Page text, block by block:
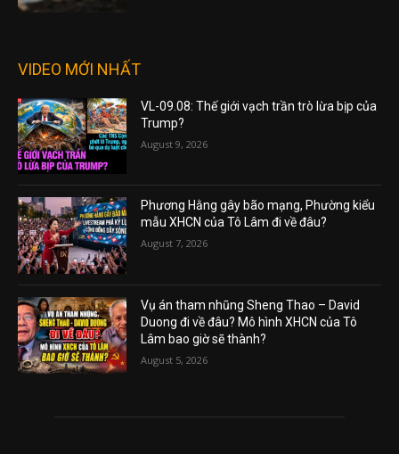
VIDEO MỚI NHẤT
VL-09.08: Thế giới vạch trần trò lừa bịp của
Trump?
August 9, 2026
Phương Hằng gây bão mạng, Phường kiểu
mẫu XHCN của Tô Lâm đi về đâu?
August 7, 2026
Vụ án tham nhũng Sheng Thao – David
Duong đi về đâu? Mô hình XHCN của Tô
Lâm bao giờ sẽ thành?
August 5, 2026